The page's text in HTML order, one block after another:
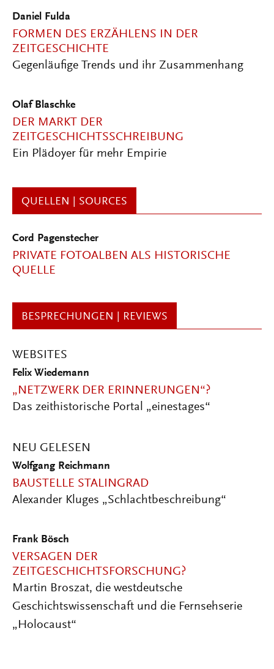
Daniel Fulda
FORMEN DES ERZÄHLENS IN DER
ZEITGESCHICHTE
Gegenläufige Trends und ihr Zusammenhang
Olaf Blaschke
DER MARKT DER
ZEITGESCHICHTSSCHREIBUNG
Ein Plädoyer für mehr Empirie
QUELLEN | SOURCES
Cord Pagenstecher
PRIVATE FOTOALBEN ALS HISTORISCHE
QUELLE
BESPRECHUNGEN | REVIEWS
WEBSITES
Felix Wiedemann
„NETZWERK DER ERINNERUNGEN“?
Das zeithistorische Portal „einestages“
NEU GELESEN
Wolfgang Reichmann
BAUSTELLE STALINGRAD
Alexander Kluges „Schlachtbeschreibung“
Frank Bösch
VERSAGEN DER
ZEITGESCHICHTSFORSCHUNG?
Martin Broszat, die westdeutsche
Geschichtswissenschaft und die Fernsehserie
„Holocaust“